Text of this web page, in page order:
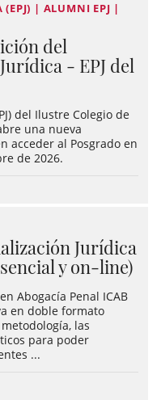
(EPJ) | ALUMNI EPJ |
del
- EPJ del
del Ilustre Colegio de
una nueva
acceder al Posgrado en
de 2026.
Jurídica
y on-line)
Abogacía Penal ICAB
en doble formato
las
para poder
...